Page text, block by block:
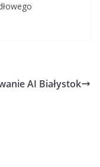
AI Białystok